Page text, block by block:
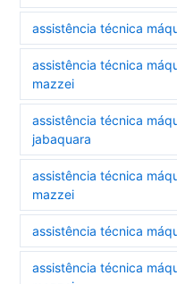
assistência técnica
assistência técnica
mazzei
assistência técnica
jabaquara
assistência técnica
mazzei
assistência técnica
assistência técnica